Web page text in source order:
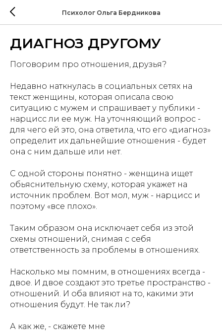
Психолог Ольга Бердникова
ДИАГНОЗ ДРУГОМУ
Поговорим про отношения, друзья?
Недавно наткнулась в социальных сетях на
текст женщины, которая описала свою
ситуацию с мужем и спрашивает у публики -
нарцисс ли ее муж. На уточняющий вопрос -
для чего ей это, она ответила, что его «диагноз»
определит их дальнейшие отношения - будет
она с ним дальше или нет.
С одной стороны понятно - женщина ищет
обьяснительную схему, которая укажет на
источник проблем. Вот мол, муж - нарцисс и
поэтому «все плохо».
Таким образом она исключает себя из этой
схемы отношений, снимая с себя
ответственность за проблемы в отношениях.
Насколько мы помним, в отношениях всегда -
двое. И двое создают это третье пространство -
отношений. И оба влияют на то, какими эти
отношения будут. Не так ли?
А как же, - скажете мне